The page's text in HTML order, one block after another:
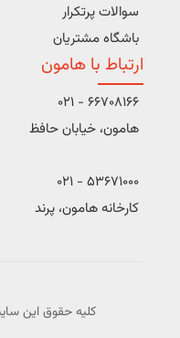
سوالات پرتکرار
باشگاه مشتریان
ارتباط با هامون
66708166 - 021
هامون، خیابان حافظ
53671000 - 021
کارخانه هامون، پرند
کلیه حقوق این